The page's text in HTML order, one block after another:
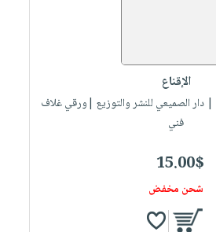
الإقناع
| دار الصميعي للنشر والتوزيع |ورقي غلاف
فني
15.00$
شحن مخفض